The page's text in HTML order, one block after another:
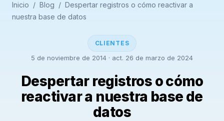
Inicio / Blog / Despertar registros o cómo reactivar a
nuestra base de datos
CLIENTES
5 de noviembre de 2014 · act. 26 de marzo de 2024
Despertar registros o cómo
reactivar a nuestra base de
datos